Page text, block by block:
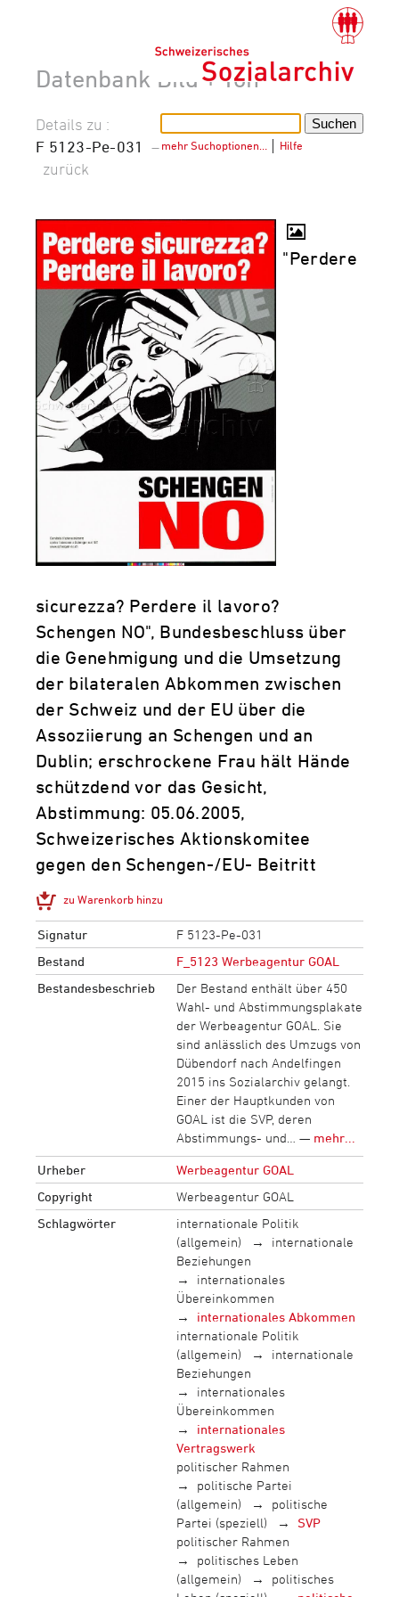
Datenbank Bild + Ton
mehr Suchoptionen… Hilfe
Details zu :
F 5123-Pe-031
–
zurück
"Perdere
sicurezza? Perdere il lavoro?
Schengen NO", Bundesbeschluss über
die Genehmigung und die Umsetzung
der bilateralen Abkommen zwischen
der Schweiz und der EU über die
Assoziierung an Schengen und an
Dublin; erschrockene Frau hält Hände
schützdend vor das Gesicht,
Abstimmung: 05.06.2005,
Schweizerisches Aktionskomitee
gegen den Schengen-/EU- Beitritt
zu Warenkorb hinzu
Signatur
F 5123-Pe-031
Bestand
F_5123 Werbeagentur GOAL
Bestandesbeschrieb
Der Bestand enthält über 450
Wahl- und Abstimmungsplakate
der Werbeagentur GOAL. Sie
sind anlässlich des Umzugs von
Dübendorf nach Andelfingen
2015 ins Sozialarchiv gelangt.
Einer der Hauptkunden von
GOAL ist die SVP, deren
Abstimmungs- und… — mehr...
Urheber
Werbeagentur GOAL
Copyright
Werbeagentur GOAL
Schlagwörter
internationale Politik
(allgemein)
internationale
Beziehungen
internationales
Übereinkommen
internationales Abkommen
internationale Politik
(allgemein)
internationale
Beziehungen
internationales
Übereinkommen
internationales
Vertragswerk
politischer Rahmen
politische Partei
(allgemein)
politische
Partei (speziell)
SVP
politischer Rahmen
politisches Leben
(allgemein)
politisches